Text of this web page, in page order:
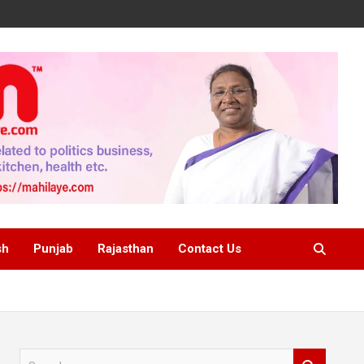
Punjab Rajasthan Contact Us